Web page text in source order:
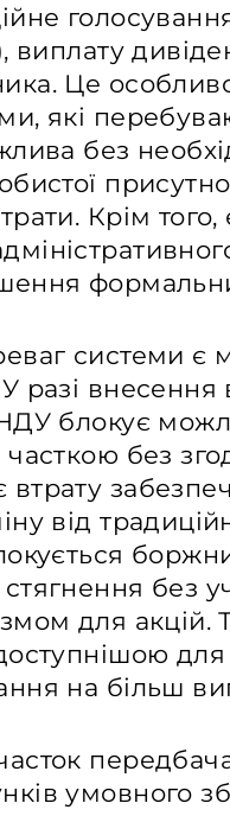
виплату
Це
які
без
Крім
системи є
разі внесення
блокує
часткою без
втрату
від
без
для акцій.
на більш
умовного